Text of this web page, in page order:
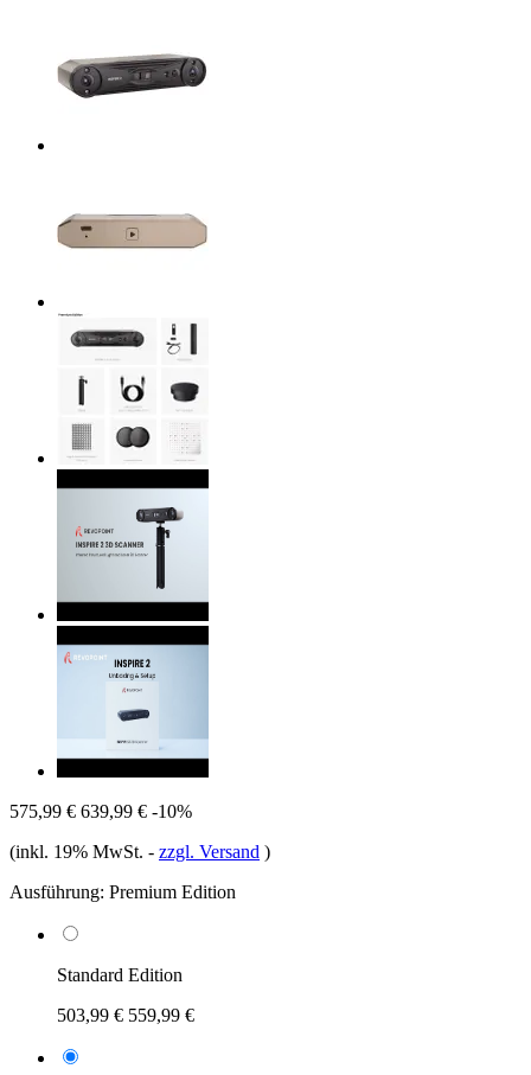
575,99 € 639,99 € -10%
(inkl. 19% MwSt. - zzgl. Versand )
Ausführung: Premium Edition
Standard Edition
503,99 € 559,99 €